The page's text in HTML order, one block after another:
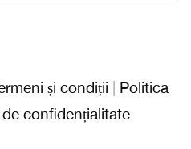
și condiții
Politica
confidențialitate